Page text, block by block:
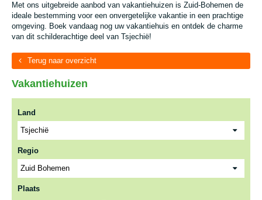
Met ons uitgebreide aanbod van vakantiehuizen is Zuid-Bohemen de
ideale bestemming voor een onvergetelijke vakantie in een prachtige
omgeving. Boek vandaag nog uw vakantiehuis en ontdek de charme
van dit schilderachtige deel van Tsjechië!
Terug naar overzicht
Vakantiehuizen
Land
Regio
Plaats